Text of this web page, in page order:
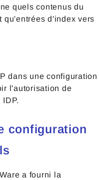
quels contenus du
qu'entrées d'index vers
dans une configuration
l'autorisation de
configuration
a fourni la